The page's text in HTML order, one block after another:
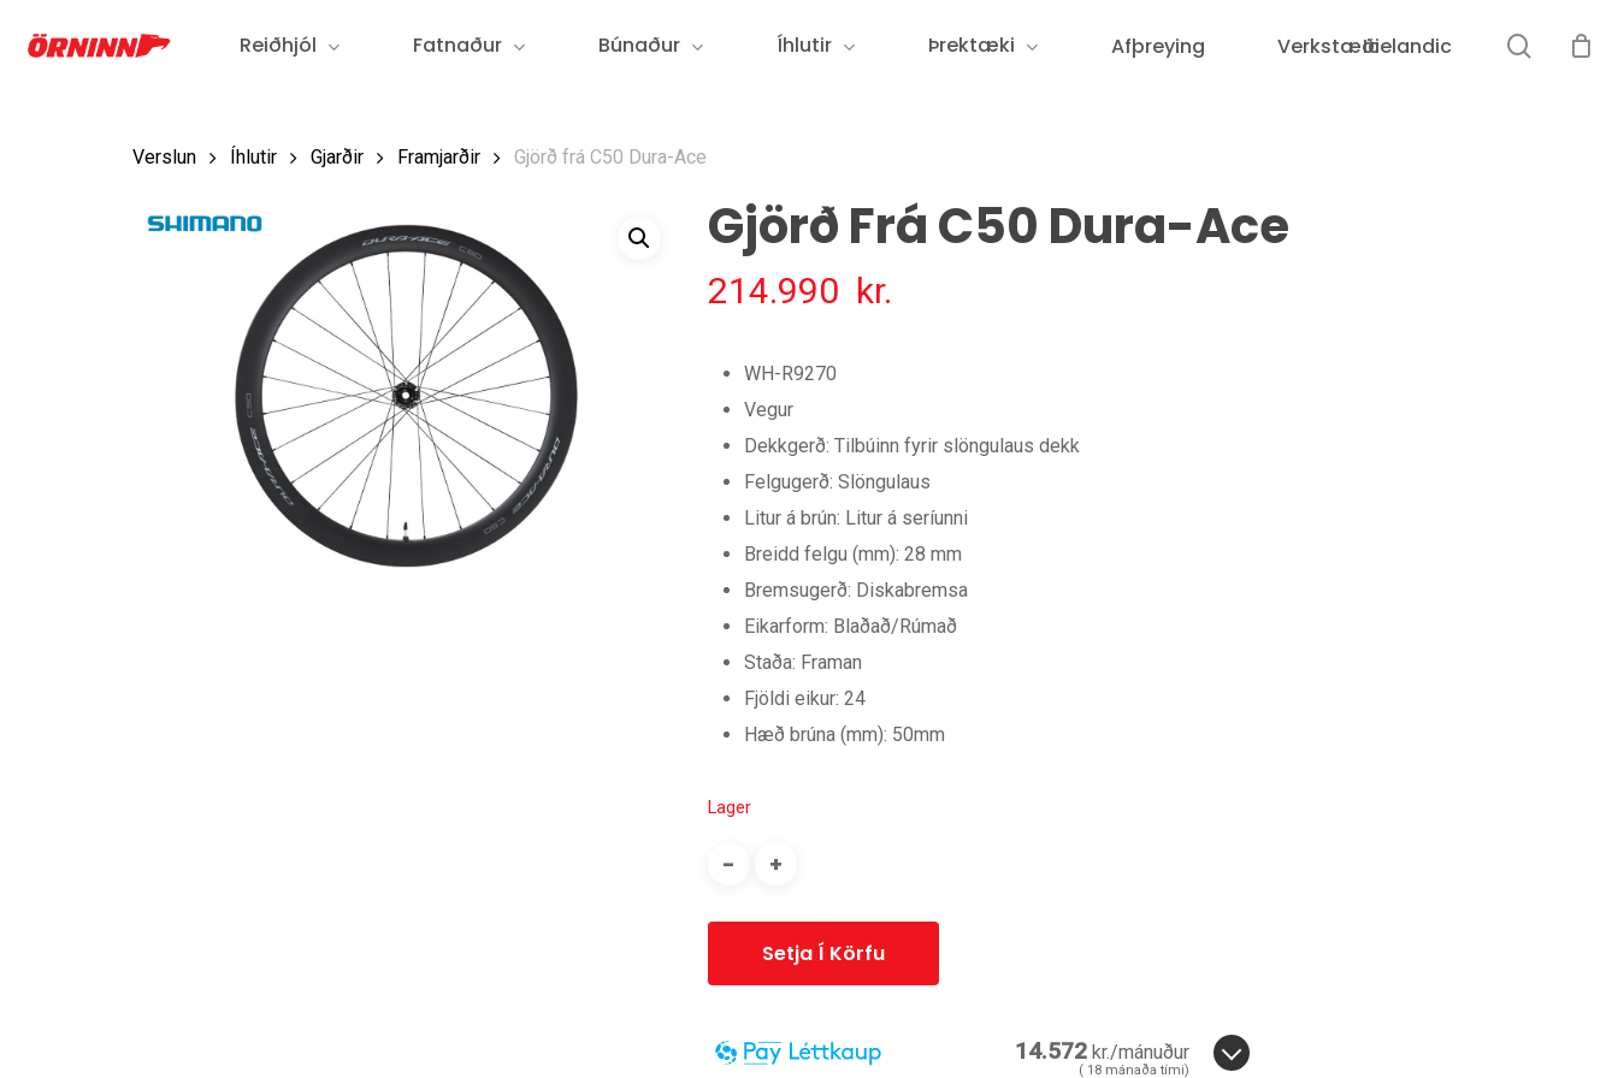
Ýttu á Enter til að leita eða ESC til að loka
Reiðhjól Fatnaður Búnaður Íhlutir Þrektæki Afþreying VerkstæðiIcelandic
Verslun Íhlutir Gjarðir Framjarðir Gjörð frá C50 Dura-Ace
Gjörð Frá C50 Dura-Ace
214.990 kr.
WH-R9270
Vegur
Dekkgerð: Tilbúinn fyrir slöngulaus dekk
Felgugerð: Slöngulaus
Litur á brún: Litur á seríunni
Breidd felgu (mm): 28 mm
Bremsugerð: Diskabremsa
Eikarform: Blaðað/Rúmað
Staða: Framan
Fjöldi eikur: 24
Hæð brúna (mm): 50mm
Lager
Setja Í Körfu
14.572 kr./mánuður
( 18mánaða tími)